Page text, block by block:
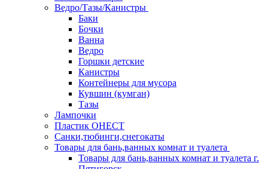
Ведро/Тазы/Канистры
Баки
Бочки
Ванна
Ведро
Горшки детские
Канистры
Контейнеры для мусора
Кувшин (кумган)
Тазы
Лампочки
Пластик ОНЕСТ
Санки,тюбинги,снегокаты
Товары для бань,ванных комнат и туалета
Товары для бань,ванных комнат и туалета г.